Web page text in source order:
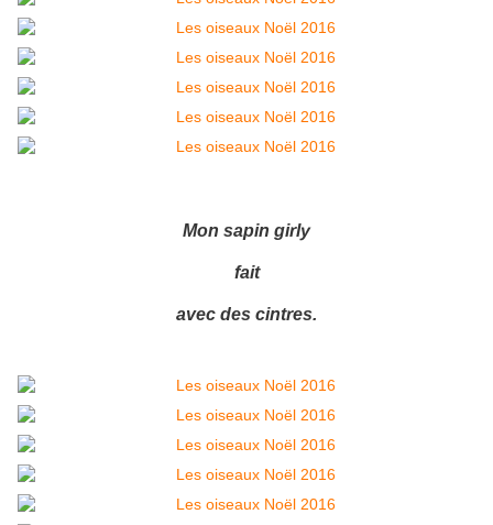
Mon sapin girly
fait
avec des cintres.